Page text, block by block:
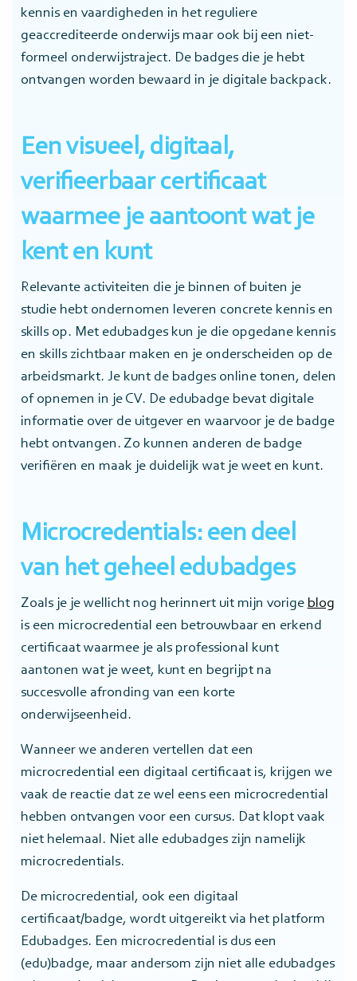
kennis en vaardigheden in het reguliere
geaccrediteerde onderwijs maar ook bij een niet-
formeel onderwijstraject. De badges die je hebt
ontvangen worden bewaard in je digitale backpack.
Een visueel, digitaal,
verifieerbaar certificaat
waarmee je aantoont wat je
kent en kunt
Relevante activiteiten die je binnen of buiten je
studie hebt ondernomen leveren concrete kennis en
skills op. Met edubadges kun je die opgedane kennis
en skills zichtbaar maken en je onderscheiden op de
arbeidsmarkt. Je kunt de badges online tonen, delen
of opnemen in je CV. De edubadge bevat digitale
informatie over de uitgever en waarvoor je de badge
hebt ontvangen. Zo kunnen anderen de badge
verifiëren en maak je duidelijk wat je weet en kunt.
Microcredentials: een deel
van het geheel edubadges
Zoals je je wellicht nog herinnert uit mijn vorige blog
is een microcredential een betrouwbaar en erkend
certificaat waarmee je als professional kunt
aantonen wat je weet, kunt en begrijpt na
succesvolle afronding van een korte
onderwijseenheid.
Wanneer we anderen vertellen dat een
microcredential een digitaal certificaat is, krijgen we
vaak de reactie dat ze wel eens een microcredential
hebben ontvangen voor een cursus. Dat klopt vaak
niet helemaal. Niet alle edubadges zijn namelijk
microcredentials.
De microcredential, ook een digitaal
certificaat/badge, wordt uitgereikt via het platform
Edubadges. Een microcredential is dus een
(edu)badge, maar andersom zijn niet alle edubadges